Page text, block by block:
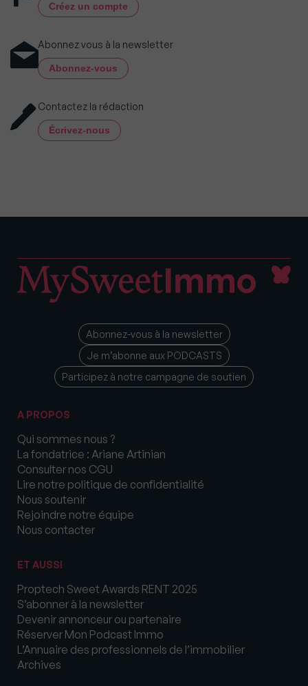
Créez un compte
Abonnez vous à la newsletter
Abonnez-vous
Contactez la rédaction
Écrivez-nous
Abonnez-vous à la newsletter
Je m’abonne aux PODCASTS
Participez à notre campagne de soutien
A PROPOS
Qui sommes nous ?
La fondatrice : Ariane Artinian
Consulter nos CGU
Lire notre politique de confidentialité
Nous soutenir
Rejoindre notre équipe
Nous contacter
ET AUSSI
Proptech Sweet Awards RENT 2025
S’abonner à la newsletter
Devenir annonceur ou partenaire
Réserver Mon Podcast Immo
L’Annuaire des professionnels de l’immobilier
Archives